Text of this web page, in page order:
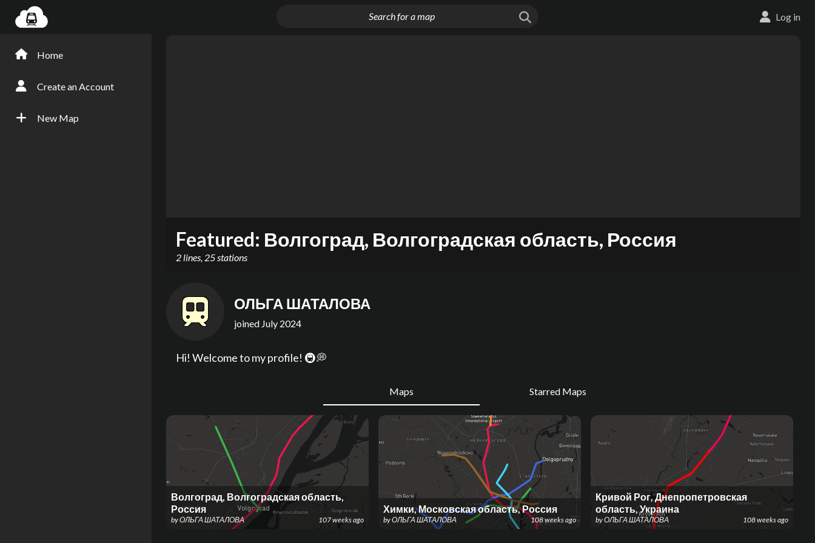
Log in
Home
Create an Account
New Map
Featured: Волгоград, Волгоградская область, Россия
2 lines, 25stations
ОЛЬГА ШАТАЛОВА
joined July 2024
Hi! Welcome to my profile! 🚇💭
Maps Starred Maps
Волгоград, Волгоградская область,
Россия
byОЛЬГА ШАТАЛОВА 107 weeks ago
Химки, Московская область, Россия
byОЛЬГА ШАТАЛОВА 108 weeks ago
Кривой Рог, Днепропетровская
область, Украина
byОЛЬГА ШАТАЛОВА 108 weeks ago